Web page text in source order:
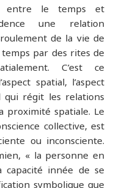
entre le temps et
une relation
de la vie de
par des rites de
C’est ce
spatial, l’aspect
qui régit les relations
proximité spatiale. Le
collective, est
ou inconsciente.
« la personne en
capacité innée de se